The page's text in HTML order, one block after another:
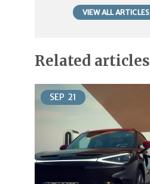
VIEW ALL ARTICLES
Related articles
SEP 21